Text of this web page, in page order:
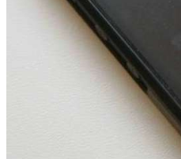
Волгоградские
заключены контракты